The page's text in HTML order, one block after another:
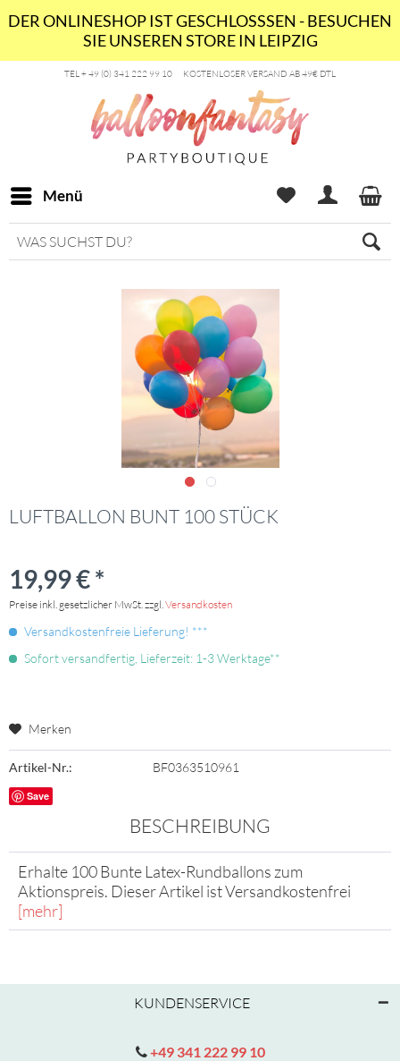
DER ONLINESHOP IST GESCHLOSSSEN - BESUCHEN
SIE UNSEREN STORE IN LEIPZIG
TEL + 49 (0) 341 222 99 10 KOSTENLOSER VERSAND AB 49€ DTL
Menü
LUFTBALLON BUNT 100 STÜCK
19,99 € *
Preise inkl. gesetzlicher MwSt. zzgl.Versandkosten
Versandkostenfreie Lieferung! ***
Sofort versandfertig, Lieferzeit: 1-3 Werktage**
Merken
Artikel-Nr.: BF0363510961
Save
BESCHREIBUNG
Erhalte 100 Bunte Latex-Rundballons zum
Aktionspreis. Dieser Artikel ist Versandkostenfrei
[mehr]
KUNDENSERVICE
+49 341 222 99 10